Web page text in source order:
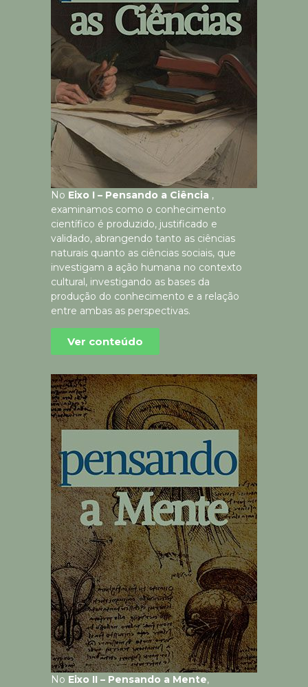
No Eixo I – Pensando a Ciência ,
examinamos como o conhecimento
científico é produzido, justificado e
validado, abrangendo tanto as ciências
naturais quanto as ciências sociais, que
investigam a ação humana no contexto
cultural, investigando as bases da
produção do conhecimento e a relação
entre ambas as perspectivas.
Ver conteúdo
No Eixo II – Pensando a Mente,